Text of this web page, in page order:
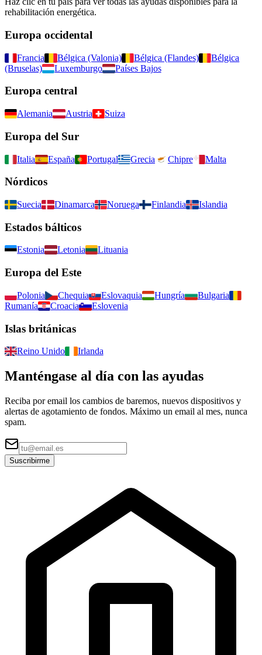
rehabilitación energética.
Europa occidental
Francia Bélgica (Valonia) Bélgica (Flandes)
Bélgica
(Bruselas)
Luxemburgo Países Bajos
Europa central
Alemania Austria Suiza
Europa del Sur
Italia España Portugal Grecia Chipre Malta
Nórdicos
Suecia Dinamarca Noruega Finlandia Islandia
Estados bálticos
Estonia Letonia Lituania
Europa del Este
Polonia Chequia Eslovaquia Hungría
Bulgaria
Rumanía
Croacia Eslovenia
Islas británicas
Reino Unido Irlanda
Manténgase al día con las ayudas
Reciba por email los cambios de baremos, nuevos dispositivos y
alertas de agotamiento de fondos. Máximo un email al mes, nunca
spam.
Suscribirme